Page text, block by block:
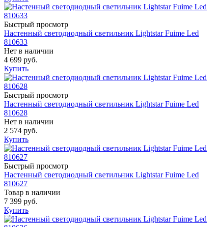
Быстрый просмотр
Настенный светодиодный светильник Lightstar Fuime Led
810633
Нет в наличии
4 699 руб.
Купить
Быстрый просмотр
Настенный светодиодный светильник Lightstar Fuime Led
810628
Нет в наличии
2 574 руб.
Купить
Быстрый просмотр
Настенный светодиодный светильник Lightstar Fuime Led
810627
Товар в наличии
7 399 руб.
Купить